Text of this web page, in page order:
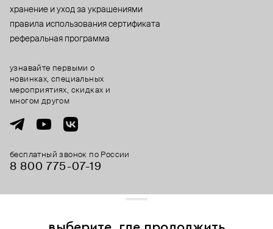
хранение и уход за украшениями
правила использования сертификата
реферальная программа
бесплатный звонок по России
8 800 775⁠-07⁠-19
узнавайте первыми о
новинках, специальных
мероприятиях, скидках и
многом другом